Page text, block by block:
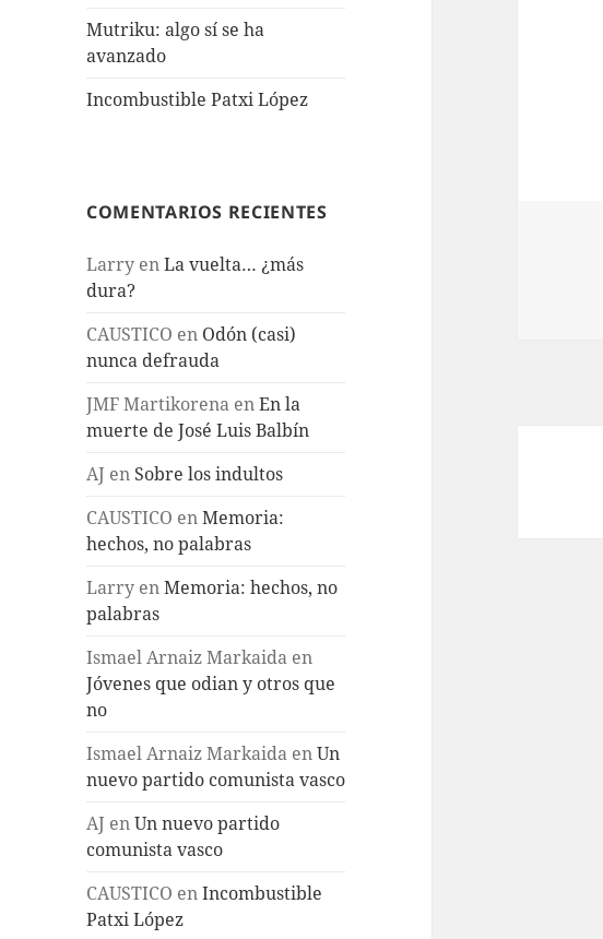
Mutriku: algo sí se ha
avanzado
Incombustible Patxi López
COMENTARIOS RECIENTES
Larry enLa vuelta… ¿más
dura?
CAUSTICO en Odón (casi)
nunca defrauda
JMF Martikorena enEn la
muerte de José Luis Balbín
AJ en Sobre los indultos
CAUSTICO enMemoria:
hechos, no palabras
Larry enMemoria: hechos, no
palabras
Ismael Arnaiz Markaida en
Jóvenes que odian y otros que
no
Ismael Arnaiz Markaida enUn
nuevo partido comunista vasco
AJ enUn nuevo partido
comunista vasco
CAUSTICO enIncombustible
Patxi López